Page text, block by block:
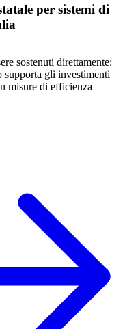
per sistemi di
sostenuti direttamente:
gli investimenti
misure di efficienza